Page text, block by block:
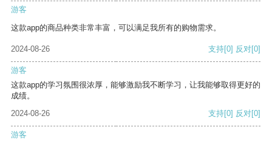
游客
这款app的商品种类非常丰富，可以满足我所有的购物需求。
2024-08-26 支持[0] 反对[0]
游客
这款app的学习氛围很浓厚，能够激励我不断学习，让我能够取得更好的
成绩。
2024-08-26
支持[0] 反对[0]
游客